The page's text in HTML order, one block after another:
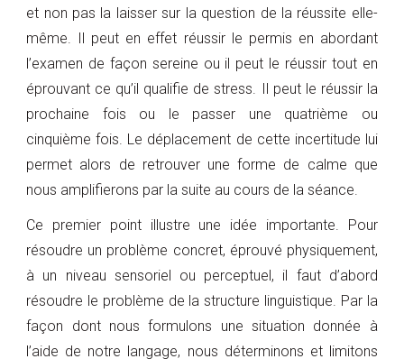
et non pas la laisser sur la question de la réussite elle-
même. Il peut en effet réussir le permis en abordant
l’examen de façon sereine ou il peut le réussir tout en
éprouvant ce qu’il qualifie de stress. Il peut le réussir la
prochaine fois ou le passer une quatrième ou
cinquième fois. Le déplacement de cette incertitude lui
permet alors de retrouver une forme de calme que
nous amplifierons par la suite au cours de la séance.
Ce premier point illustre une idée importante. Pour
résoudre un problème concret, éprouvé physiquement,
à un niveau sensoriel ou perceptuel, il faut d’abord
résoudre le problème de la structure linguistique. Par la
façon dont nous formulons une situation donnée à
l’aide de notre langage, nous déterminons et limitons